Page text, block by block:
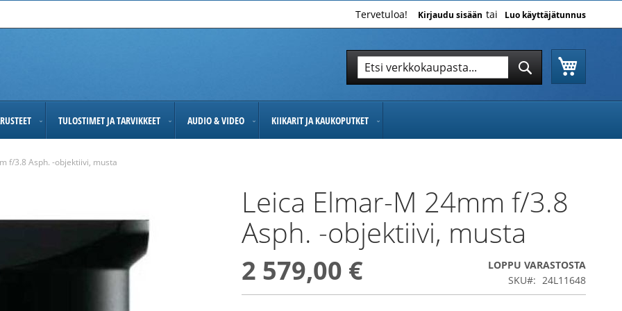
Tervetuloa! Kirjaudu sisään Luo käyttäjätunnus
Hae
TULOSTIMET JA TARVIKKEET AUDIO & VIDEO KIIKARIT JA KAUKOPUTKET
f/3.8 Asph. -objektiivi, musta
Leica Elmar-M 24mm f/3.8
Asph. -objektiivi, musta
2 579,00 €
LOPPU VARASTOSTA
SKU
24L11648